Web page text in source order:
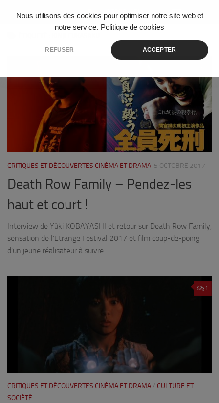
Nous utilisons des cookies pour optimiser notre site web et
notre service. Politique de cookies
REFUSER ACCEPTER
Skip to content
CRITIQUES ET DÉCOUVERTES CINÉMA ET DRAMA 5 OCTOBRE 2017
Death Row Family – Pendez-les
haut et court !
Interview de Yûki KOBAYASHI et retour sur Death Row Family,
sensation de l’Etrange Festival 2017 et film coup-de-poing
d’un jeune réalisateur à suivre.
1
CRITIQUES ET DÉCOUVERTES CINÉMA ET DRAMA / CULTURE ET
SOCIÉTÉ